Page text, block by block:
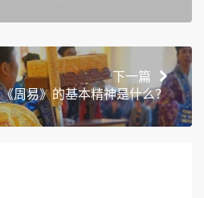
下一篇
《周易》的基本精神是什么？